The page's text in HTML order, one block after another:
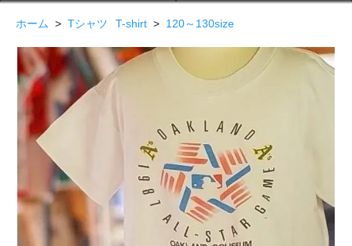
ホーム > Tシャツ T-shirt > 120～130size